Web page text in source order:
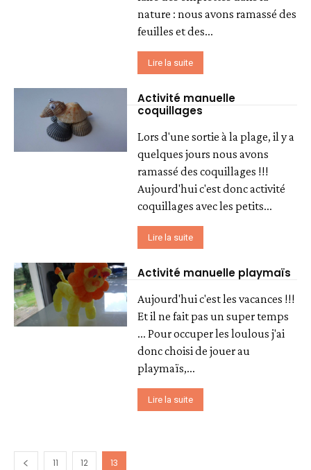
nature : nous avons ramassé des
feuilles et des...
Lire la suite
Activité manuelle
coquillages
Lors d'une sortie à la plage, il y a
quelques jours nous avons
ramassé des coquillages !!!
Aujourd'hui c'est donc activité
coquillages avec les petits...
Lire la suite
Activité manuelle playmaïs
Aujourd'hui c'est les vacances !!!
Et il ne fait pas un super temps
... Pour occuper les loulous j'ai
donc choisi de jouer au
playmaïs,...
Lire la suite
11 12 13